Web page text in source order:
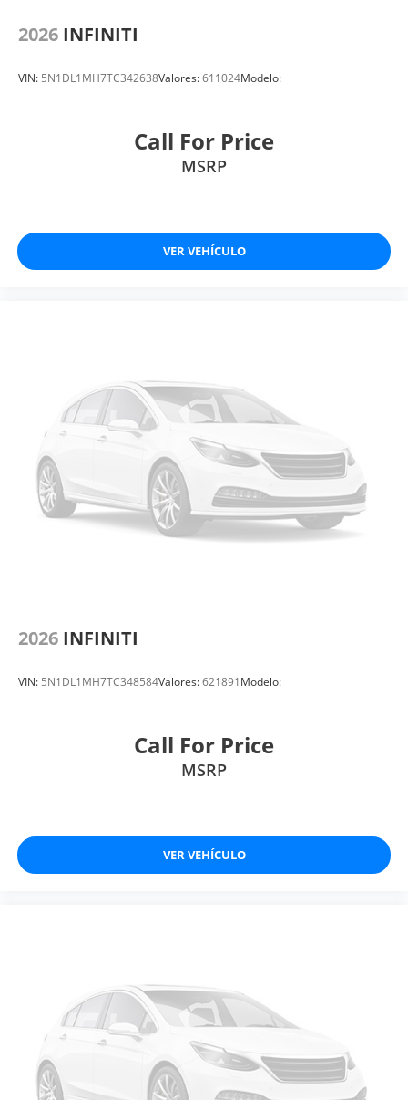
2026 INFINITI
VIN: 5N1DL1MH7TC342638Valores:611024Modelo:
Call For Price
MSRP
VER VEHÍCULO
2026 INFINITI
VIN: 5N1DL1MH7TC348584Valores:621891Modelo:
Call For Price
MSRP
VER VEHÍCULO